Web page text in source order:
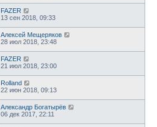
FAZER
13 сен 2018, 09:33
Алексей Мещеряков
28 июл 2018, 23:48
FAZER
21 июл 2018, 23:00
Rolland
22 июн 2018, 09:13
Александр Богатырёв
06 дек 2017, 22:11